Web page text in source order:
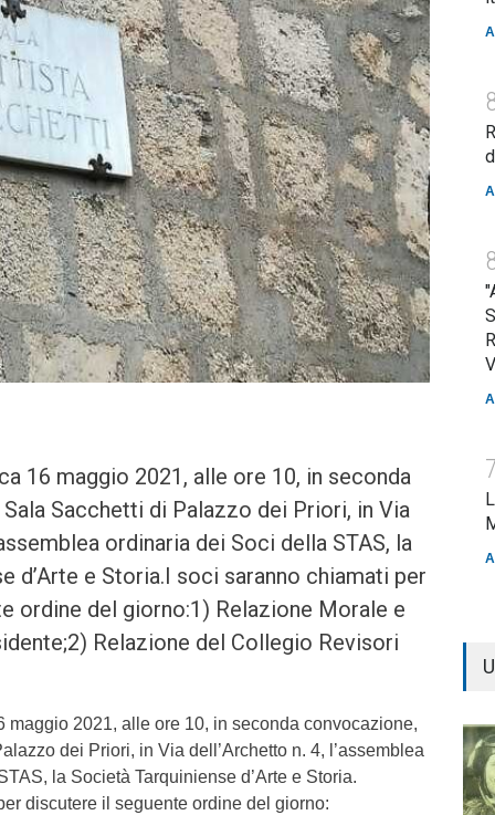
16 maggio 2021, alle ore 10, in seconda
Sacchetti di Palazzo dei Priori, in Via
ordinaria dei Soci della STAS, la
d’Arte e Storia.I soci saranno chiamati per
ordine del giorno:1) Relazione Morale e
Relazione del Collegio Revisori
maggio 2021, alle ore 10, in seconda convocazione,
dei Priori, in Via dell’Archetto n. 4, l’assemblea
la Società Tarquiniense d’Arte e Storia.
discutere il seguente ordine del giorno: